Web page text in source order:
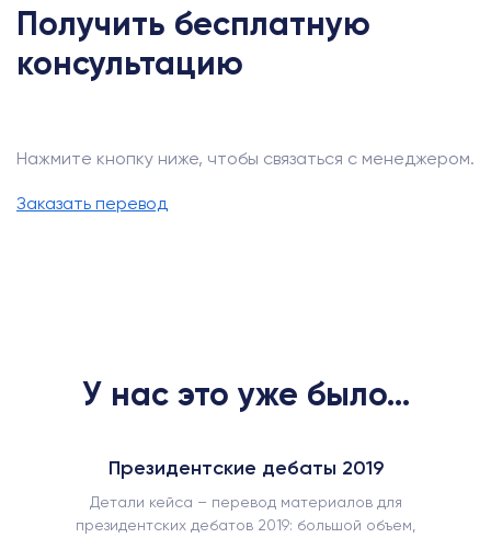
Получить бесплатную
консультацию
Нажмите кнопку ниже, чтобы связаться с менеджером.
Заказать перевод
У нас это уже было...
Президентские дебаты 2019
Детали кейса – перевод материалов для
президентских дебатов 2019: большой объем,